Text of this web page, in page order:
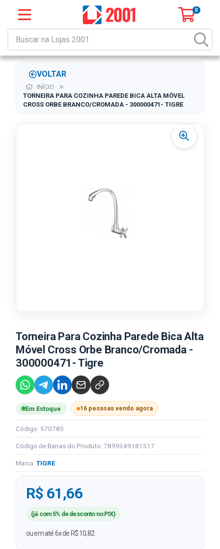
0
VOLTAR
INÍCIO
TORNEIRA PARA COZINHA PAREDE BICA ALTA MÓVEL
CROSS ORBE BRANCO/CROMADA - 300000471- TIGRE
Torneira Para Cozinha Parede Bica Alta
Móvel Cross Orbe Branco/Cromada -
300000471- Tigre
Em Estoque 16 pessoas vendo agora
Código: 570785
Código de Barras do Produto: 7899349181517
Marca: TIGRE
R$ 61,66
(já com 5% de desconto no PIX)
ou em até 6x de R$ 10,82